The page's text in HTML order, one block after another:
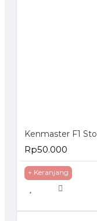
Rp50.000
+ Keranjang